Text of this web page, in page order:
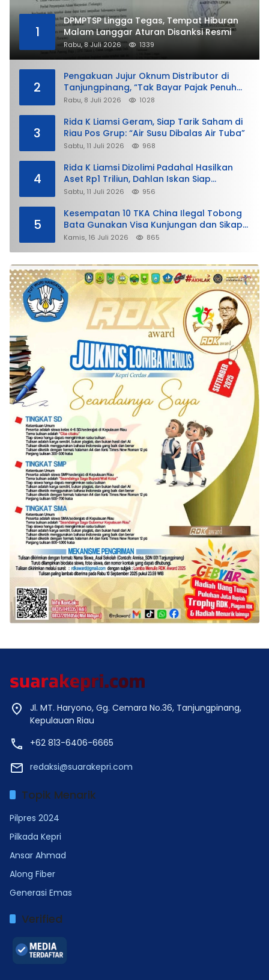
1
DPMPTSP Lingga Tegas, Tempat Hiburan
Malam Langgar Aturan Disanksi Resmi
Rabu, 8 Juli 2026 1339
2
Pengakuan Jujur Oknum Distributor di
Tanjungpinang, “Tak Bayar Pajak Penuh
demi Untung”
Rabu, 8 Juli 2026 1028
3
Rida K Liamsi Geram, Siap Tarik Saham di
Riau Pos Grup: “Air Susu Dibalas Air Tuba”
Sabtu, 11 Juli 2026 968
4
Rida K Liamsi Dizolimi Padahal Hasilkan
Aset Rp1 Triliun, Dahlan Iskan Siap
Membela
Sabtu, 11 Juli 2026 956
5
Kesempatan 10 TKA China Ilegal Tobong
Bata Gunakan Visa Kunjungan dan Sikap
Lunak Ditjen Imigrasi Kepri?
Kamis, 16 Juli 2026 865
Jl. MT. Haryono, Gg. Cemara No.36, Tanjungpinang,
Kepulauan Riau
+62 813-6406-6665
redaksi@suarakepri.com
Topik Menarik
Pilpres 2024
Pilkada Kepri
Ansar Ahmad
Along Fiber
Generasi Emas
Verified